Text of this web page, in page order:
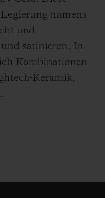
namens
und
satinieren. In
Kombinationen
Keramik,